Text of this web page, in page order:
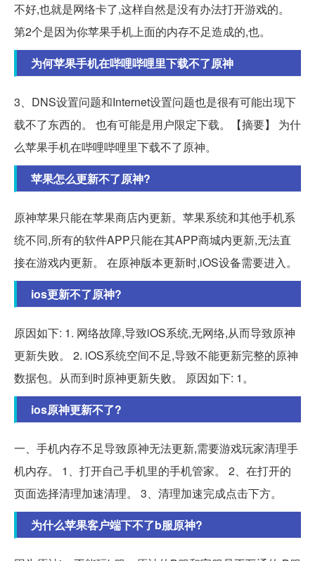
不好,也就是网络卡了,这样自然是没有办法打开游戏的。
第2个是因为你苹果手机上面的内存不足造成的,也。
为何苹果手机在哔哩哔哩里下载不了原神
3、DNS设置问题和Internet设置问题也是很有可能出现下
载不了东西的。 也有可能是用户限定下载。【摘要】 为什
么苹果手机在哔哩哔哩里下载不了原神。
苹果怎么更新不了原神?
原神苹果只能在苹果商店内更新。苹果系统和其他手机系
统不同,所有的软件APP只能在其APP商城内更新,无法直
接在游戏内更新。 在原神版本更新时,iOS设备需要进入。
ios更新不了原神?
原因如下: 1. 网络故障,导致iOS系统,无网络,从而导致原神
更新失败。 2. iOS系统空间不足,导致不能更新完整的原神
数据包。从而到时原神更新失败。 原因如下: 1。
ios原神更新不了?
一、手机内存不足导致原神无法更新,需要游戏玩家清理手
机内存。 1、打开自己手机里的手机管家。 2、在打开的
页面选择清理加速清理。 3、清理加速完成点击下方。
为什么苹果客户端下不了b服原神?